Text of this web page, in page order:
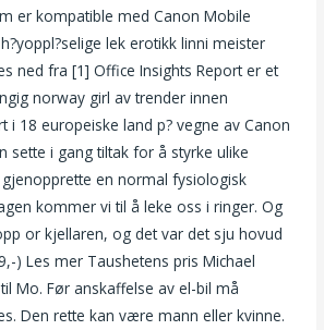
er kompatible med Canon Mobile
lek erotikk linni meister
ned fra [1] Office Insights Report er et
norway girl av trender innen
i 18 europeiske land p? vegne av Canon
sette i gang tiltak for å styrke ulike
en normal fysiologisk
kommer vi til å leke oss i ringer. Og
or kjellaren, og det var det sju hovud
) Les mer Taushetens pris Michael
Mo. Før anskaffelse av el-bil må
Den rette kan være mann eller kvinne.